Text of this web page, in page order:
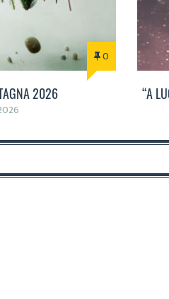
0
2026 “A